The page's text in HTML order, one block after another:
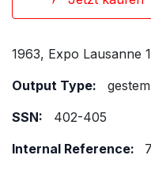
1963, Expo Lausanne
Output Type:
SSN:
402-405
Internal Reference: